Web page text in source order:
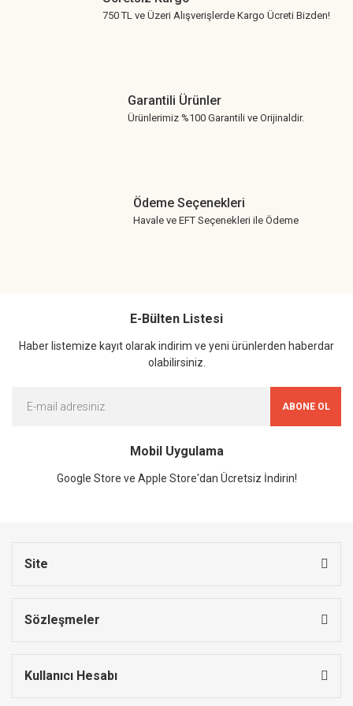
750 TL ve Üzeri Alışverişlerde Kargo Ücreti Bizden!
Garantili Ürünler
Ürünlerimiz %100 Garantili ve Orijinaldir.
Ödeme Seçenekleri
Havale ve EFT Seçenekleri ile Ödeme
E-Bülten Listesi
Haber listemize kayıt olarak indirim ve yeni ürünlerden haberdar
olabilirsiniz.
ABONE OL
Mobil Uygulama
Google Store ve Apple Store'dan Ücretsiz İndirin!
Site
Sözleşmeler
Kullanıcı Hesabı